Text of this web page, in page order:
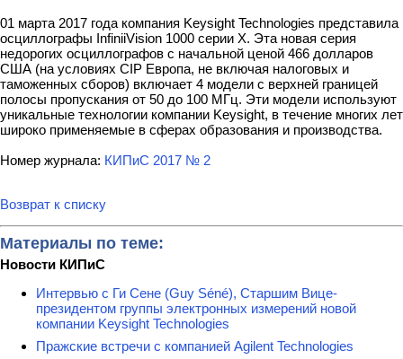
01 марта 2017 года компания Keysight Technologies представила
осциллографы InfiniiVision 1000 серии X. Эта новая серия
недорогих осциллографов с начальной ценой 466 долларов
США (на условиях CIP Европа, не включая налоговых и
таможенных сборов) включает 4 модели с верхней границей
полосы пропускания от 50 до 100 МГц. Эти модели используют
уникальные технологии компании Keysight, в течение многих лет
широко применяемые в сферах образования и производства.
Номер журнала: КИПиС 2017 № 2
Возврат к списку
Материалы по теме:
Новости КИПиС
Интервью с Ги Сене (Guy Séné), Старшим Вице-
президентом группы электронных измерений новой
компании Keysight Technologies
Пражские встречи с компанией Agilent Technologies